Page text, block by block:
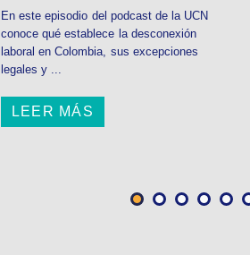
En este episodio del podcast de la UCN
conoce qué establece la desconexión
laboral en Colombia, sus excepciones
legales y ...
LEER MÁS